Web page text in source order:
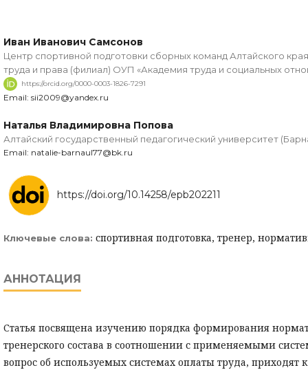
Иван Иванович Самсонов
Центр спортивной подготовки сборных команд Алтайского
труда и права (филиал) ОУП «Академия труда и социальных
https://orcid.org/0000-0003-1826-7291
Email: sii2009@yandex.ru
Наталья Владимировна Попова
Алтайский государственный педагогический университет
Email: natalie-barnaul77@bk.ru
https://doi.org/10.14258/epb202211
Ключевые слова: спортивная подготовка, тренер,
АННОТАЦИЯ
Статья посвящена изучению порядка формирования
тренерского состава в соотношении с применяемыми
вопрос об используемых системах оплаты труда, приходят